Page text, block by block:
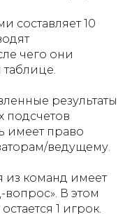
составляет 10
чего они
результаты
подсчетов
имеет право
ведущему.
из команд имеет
вопрос». В этом
1 игрок.